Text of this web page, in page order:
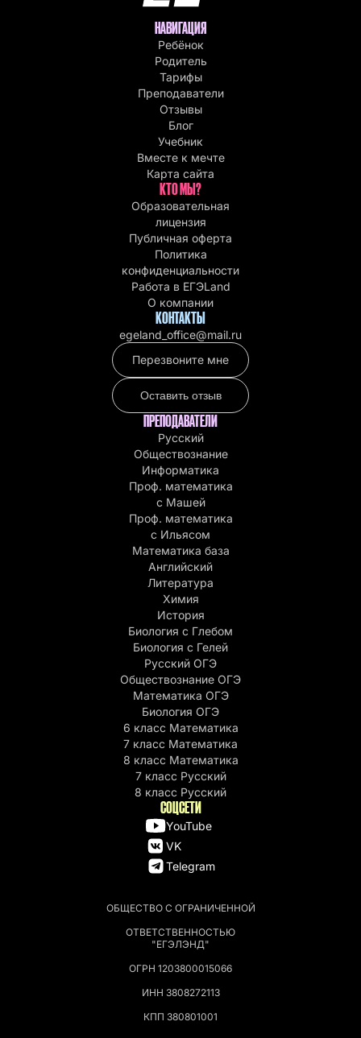
ОБЩЕСТВО С ОГРАНИЧЕННОЙ
ОТВЕТСТВЕННОСТЬЮ
"ЕГЭЛЭНД"
ОГРН 1203800015066
ИНН 3808272113
КПП 380801001
НАВИГАЦИЯ
Ребёнок
Родитель
Тарифы
Преподаватели
Отзывы
Блог
Учебник
Вместе к мечте
Карта сайта
КТО МЫ?
Образовательная
лицензия
Публичная оферта
Политика
конфиденциальности
Работа в EГЭLand
О компании
КОНТАКТЫ
egeland_office@mail.ru
Перезвоните мне
Оставить отзыв
ПРЕПОДАВАТЕЛИ
Русский
Обществознание
Информатика
Проф. математика
с Машей
Проф. математика
c Ильясом
Математика база
Английский
Литература
Химия
История
Биология с Глебом
Биология с Гелей
Русский ОГЭ
Обществознание ОГЭ
Математика ОГЭ
Биология ОГЭ
6 класс Математика
7 класс Математика
8 класс Математика
7 класс Русский
8 класс Русский
СОЦСЕТИ
YouTube
VK
Telegram